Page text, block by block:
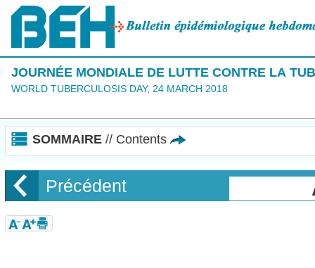
JOURNÉE MONDIALE DE LUTTE CONTRE LA
WORLD TUBERCULOSIS DAY, 24 MARCH 2018
SOMMAIRE // Contents
Précédent